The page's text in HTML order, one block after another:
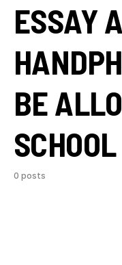
ESSAY
BE
SCHOOL
0 posts